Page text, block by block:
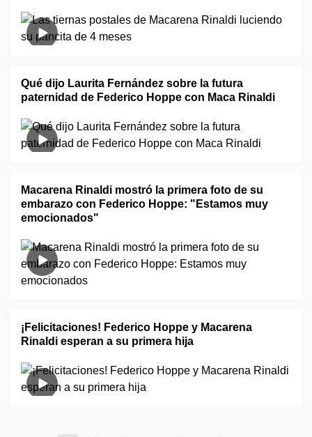
Qué dijo Laurita Fernández sobre la futura
paternidad de Federico Hoppe con Maca Rinaldi
Macarena Rinaldi mostró la primera foto de su
embarazo con Federico Hoppe: "Estamos muy
emocionados"
¡Felicitaciones! Federico Hoppe y Macarena
Rinaldi esperan a su primera hija